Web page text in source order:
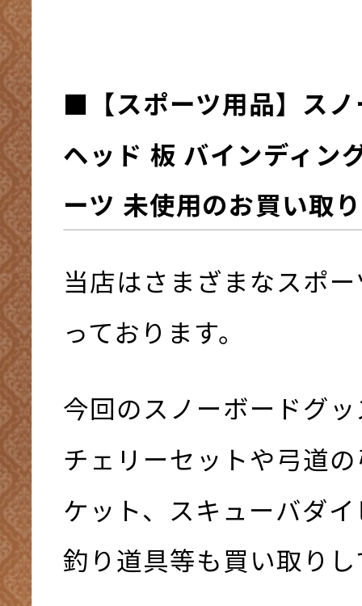
■ 【スポーツ用品】 ス
ヘッド 板 バインディン
ーツ 未使用のお買い取
当店はさまざまなスポ
っております。
今回のスノーボードグ
チェリーセットや弓道
ケット、スキューバダ
釣り道具等も買い取り